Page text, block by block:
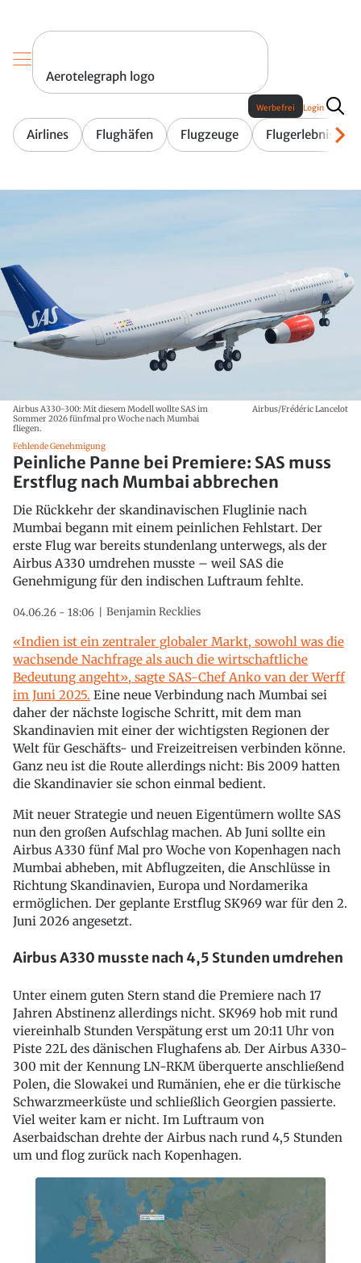
Aerotelegraph logo
Airlines Flughäfen Flugzeuge Flugerlebnis
Werbefrei Login
Airbus A330-300: Mit diesem Modell wollte SAS im
Sommer 2026 fünfmal pro Woche nach Mumbai
fliegen.
Airbus/Frédéric Lancelot
Fehlende Genehmigung
Peinliche Panne bei Premiere: SAS muss
Erstflug nach Mumbai abbrechen
Die Rückkehr der skandinavischen Fluglinie nach
Mumbai begann mit einem peinlichen Fehlstart. Der
erste Flug war bereits stundenlang unterwegs, als der
Airbus A330 umdrehen musste – weil SAS die
Genehmigung für den indischen Luftraum fehlte.
04.06.26 - 18:06 Benjamin Recklies
«Indien ist ein zentraler globaler Markt, sowohl was die
wachsende Nachfrage als auch die wirtschaftliche
Bedeutung angeht», sagte SAS-Chef Anko van der Werff
im Juni 2025. Eine neue Verbindung nach Mumbai sei
daher der nächste logische Schritt, mit dem man
Skandinavien mit einer der wichtigsten Regionen der
Welt für Geschäfts- und Freizeitreisen verbinden könne.
Ganz neu ist die Route allerdings nicht: Bis 2009 hatten
die Skandinavier sie schon einmal bedient.
Mit neuer Strategie und neuen Eigentümern wollte SAS
nun den großen Aufschlag machen. Ab Juni sollte ein
Airbus A330 fünf Mal pro Woche von Kopenhagen nach
Mumbai abheben, mit Abflugzeiten, die Anschlüsse in
Richtung Skandinavien, Europa und Nordamerika
ermöglichen. Der geplante Erstflug SK969 war für den 2.
Juni 2026 angesetzt.
Airbus A330 musste nach 4,5 Stunden umdrehen
Unter einem guten Stern stand die Premiere nach 17
Jahren Abstinenz allerdings nicht. SK969 hob mit rund
viereinhalb Stunden Verspätung erst um 20:11 Uhr von
Piste 22L des dänischen Flughafens ab. Der Airbus A330-
300 mit der Kennung LN-RKM überquerte anschließend
Polen, die Slowakei und Rumänien, ehe er die türkische
Schwarzmeerküste und schließlich Georgien passierte.
Viel weiter kam er nicht. Im Luftraum von
Aserbaidschan drehte der Airbus nach rund 4,5 Stunden
um und flog zurück nach Kopenhagen.